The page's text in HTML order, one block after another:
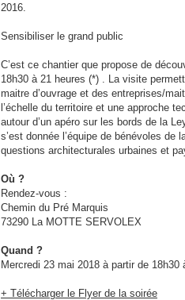
2016.
Sensibiliser le grand public
C’est ce chantier que propose de
18h30 à 21 heures (*) . La visite
maitre d’ouvrage et des entreprises/
l’échelle du territoire et une approche
autour d’un apéro sur les bords de la
s’est donnée l’équipe de bénévoles de
questions architecturales urbaines et
Où ?
Rendez-vous :
Chemin du Pré Marquis
73290 La MOTTE SERVOLEX
Quand ?
Mercredi 23 mai 2018 à partir de 18h30
+ Télécharger le Flyer de la soirée